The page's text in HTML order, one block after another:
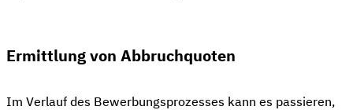
Ermittlung von Abbruchquoten
Im Verlauf des Bewerbungsprozesses kann es passieren,